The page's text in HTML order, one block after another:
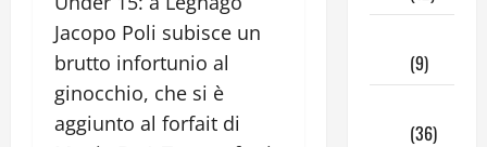
Jacopo Poli subisce un
brutto infortunio al
ginocchio, che si è
aggiunto al forfait di
(9)
(36)